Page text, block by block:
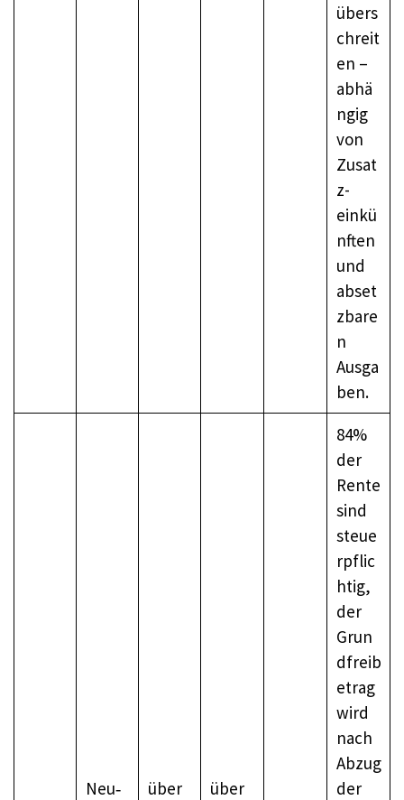
übers
chreit
en –
abhä
ngig
von
Zusat
z­
einkü
nften
und
abset
zbare
n
Ausga
ben.
Neu‑
über
über
84%
der
Rente
sind
steue
rpflic
htig,
der
Grun
dfreib
etrag
wird
nach
Abzug
der